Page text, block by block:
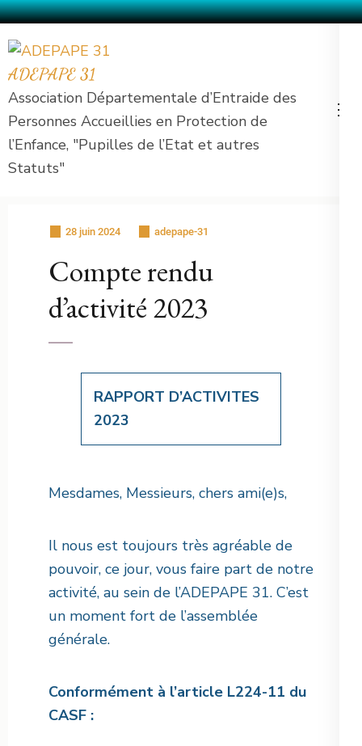
au
contenu
(Pressez
Entrée)
ADEPAPE 31
Association Départementale d’Entraide des
Personnes Accueillies en Protection de
l’Enfance, "Pupilles de l’Etat et autres
Statuts"
28 juin 2024 adepape-31
Compte rendu
d’activité 2023
RAPPORT D’ACTIVITES
2023
Mesdames, Messieurs, chers ami(e)s,
Il nous est toujours très agréable de
pouvoir, ce jour, vous faire part de notre
activité, au sein de l’ADEPAPE 31. C’est
un moment fort de l’assemblée
générale.
Conformément à l’article L224-11 du
CASF :